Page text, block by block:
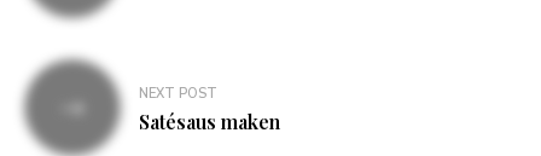
NEXT POST
Satésaus maken